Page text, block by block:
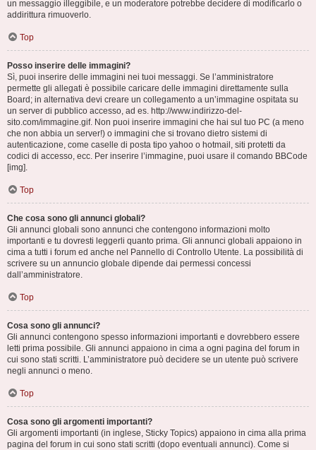
un messaggio illeggibile, e un moderatore potrebbe decidere di modificarlo o
addirittura rimuoverlo.
Top
Posso inserire delle immagini?
Sì, puoi inserire delle immagini nei tuoi messaggi. Se l’amministratore
permette gli allegati è possibile caricare delle immagini direttamente sulla
Board; in alternativa devi creare un collegamento a un’immagine ospitata su
un server di pubblico accesso, ad es. http://www.indirizzo-del-
sito.com/immagine.gif. Non puoi inserire immagini che hai sul tuo PC (a meno
che non abbia un server!) o immagini che si trovano dietro sistemi di
autenticazione, come caselle di posta tipo yahoo o hotmail, siti protetti da
codici di accesso, ecc. Per inserire l’immagine, puoi usare il comando BBCode
[img].
Top
Che cosa sono gli annunci globali?
Gli annunci globali sono annunci che contengono informazioni molto
importanti e tu dovresti leggerli quanto prima. Gli annunci globali appaiono in
cima a tutti i forum ed anche nel Pannello di Controllo Utente. La possibilità di
scrivere su un annuncio globale dipende dai permessi concessi
dall’amministratore.
Top
Cosa sono gli annunci?
Gli annunci contengono spesso informazioni importanti e dovrebbero essere
letti prima possibile. Gli annunci appaiono in cima a ogni pagina del forum in
cui sono stati scritti. L’amministratore può decidere se un utente può scrivere
negli annunci o meno.
Top
Cosa sono gli argomenti importanti?
Gli argomenti importanti (in inglese, Sticky Topics) appaiono in cima alla prima
pagina del forum in cui sono stati scritti (dopo eventuali annunci). Come si